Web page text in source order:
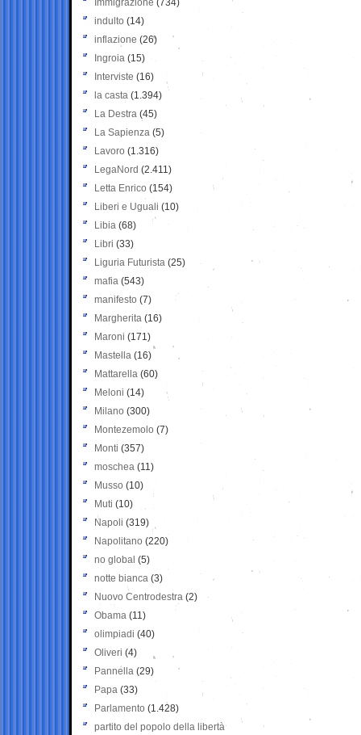
Immigrazione (734)
indulto (14)
inflazione (26)
Ingroia (15)
Interviste (16)
la casta (1.394)
La Destra (45)
La Sapienza (5)
Lavoro (1.316)
LegaNord (2.411)
Letta Enrico (154)
Liberi e Uguali (10)
Libia (68)
Libri (33)
Liguria Futurista (25)
mafia (543)
manifesto (7)
Margherita (16)
Maroni (171)
Mastella (16)
Mattarella (60)
Meloni (14)
Milano (300)
Montezemolo (7)
Monti (357)
moschea (11)
Musso (10)
Muti (10)
Napoli (319)
Napolitano (220)
no global (5)
notte bianca (3)
Nuovo Centrodestra (2)
Obama (11)
olimpiadi (40)
Oliveri (4)
Pannella (29)
Papa (33)
Parlamento (1.428)
partito del popolo della libertà